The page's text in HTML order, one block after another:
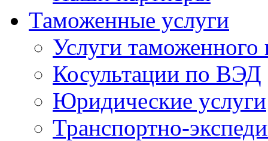
Таможенные услуги
Услуги таможенного
Косультации по ВЭД
Юридические услуги
Транспортно-